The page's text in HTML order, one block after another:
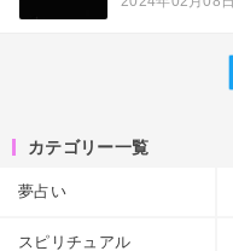
カテゴリー一覧
夢占い
スピリチュアル